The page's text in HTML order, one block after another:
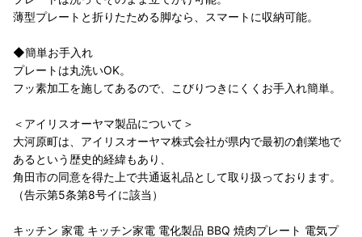
薄型プレートと折りたためる脚なら、スマートに収納可能。
◆簡単お手入れ
プレートは丸洗いOK。
フッ素加工を施してあるので、こびりつきにくくお手入れ簡単。
＜アイリスオーヤマ製品について＞
大河原町は、アイリスオーヤマ株式会社が県内で最初の創業地で
あるという歴史的経緯もあり、
角田市の同意を得た上で共通返礼品として取り扱っております。
（告示第5条第8号イに該当）
キッチン 家電 キッチン家電 電化製品 BBQ 焼肉プレート 電気プ